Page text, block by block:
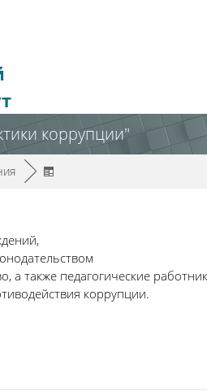
коррупции"
/►
а также педагогические
коррупции.